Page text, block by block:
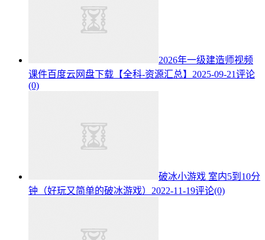
2026年一级建造师视频
课件百度云网盘下载【全科-资源汇总】 2025-09-21评论
(0)
破冰小游戏 室内5到10分
钟（好玩又简单的破冰游戏） 2022-11-19评论(0)